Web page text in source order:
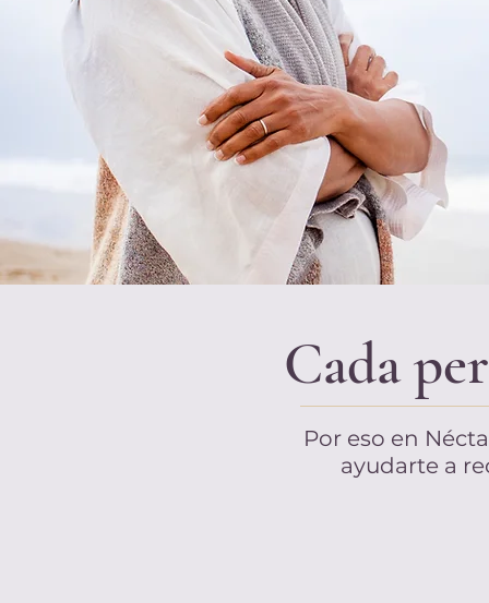
Cada
Por eso en
ayudarte a